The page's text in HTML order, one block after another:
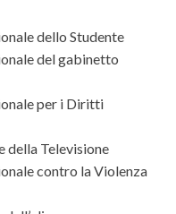
dello Studente
del gabinetto
per i Diritti
della Televisione
contro la Violenza